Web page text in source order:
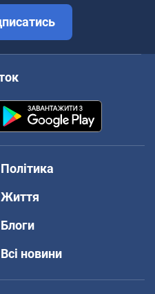
Політика
Життя
Блоги
Всі новини